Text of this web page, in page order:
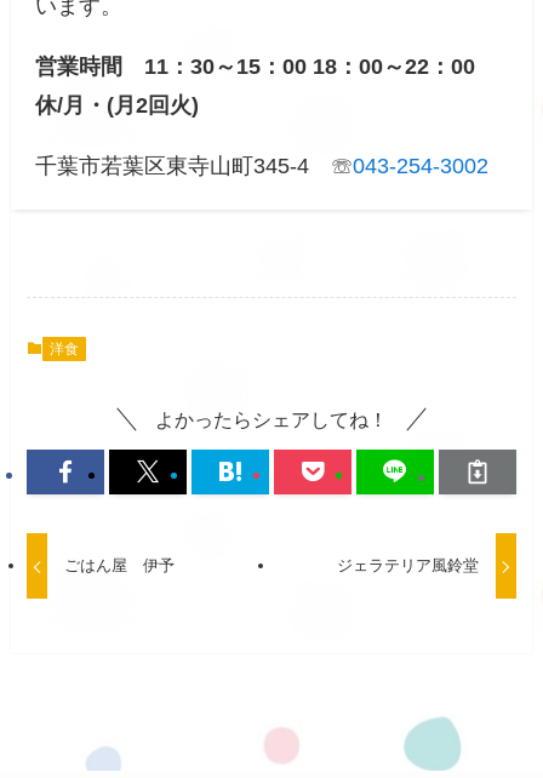
います。
営業時間 11 ：30～15 ：00 18 ：00～22：00
休/月・(月2回火)
千葉市若葉区東寺山町345-4 ☏043-254-3002
洋食
よかったらシェアしてね！
ごはん屋 伊予 ジェラテリア風鈴堂